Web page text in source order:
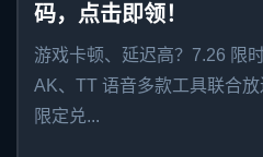
码，点击即领！
游戏卡顿、延迟高？7.26 限
AK、TT 语音多款工具联合放
限定兑...